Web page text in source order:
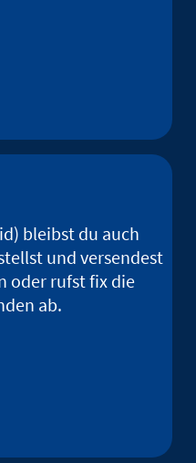
bleibst du auch
und versendest
oder rufst fix die
ab.